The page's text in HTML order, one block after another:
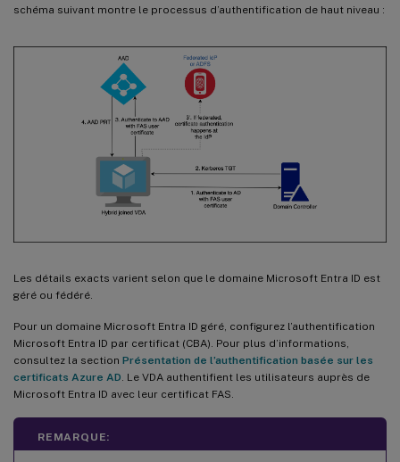
schéma suivant montre le processus d’authentification de haut niveau :
Les détails exacts varient selon que le domaine Microsoft Entra ID est
géré ou fédéré.
Pour un domaine Microsoft Entra ID géré, configurez l’authentification
Microsoft Entra ID par certificat (CBA). Pour plus d’informations,
consultez la section Présentation de l’authentification basée sur les
certificats Azure AD. Le VDA authentifient les utilisateurs auprès de
Microsoft Entra ID avec leur certificat FAS.
REMARQUE: